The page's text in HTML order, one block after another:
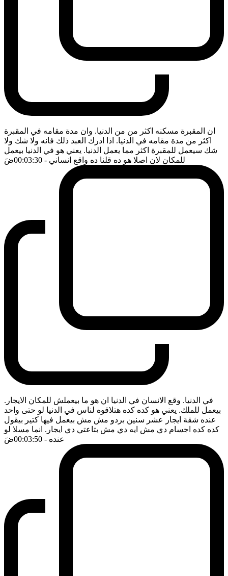
ان المقبرة مسكنه اكثر من من الدنيا. وان مدة مقامه في المقبرة
اكثر من مدة مقامه في الدنيا. اذا ادرك العبد ذلك فانه ولا شك ولا
شك سيعمل للمقبرة اكثر مما يعمل الدنيا. يعني هو في الدنيا بيعمل
للمكان لان اصلا هو ده قلنا ده واقع انساني - 00:03:30 ضَ
في الدنيا. وقع الانسان في الدنيا ان هو ما بيعملش للمكان الايجار.
بيعمل للملك. يعني هو كده كده هتلاقوه لناس في الدنيا لو حتى واحد
عنده شقة ايجار عشر سنين بردو مش مش بيعمل فيها كتير بيقول
كده كده اجسام دي مش ايه دي مش بتاعتي دي ايجار. انما مسلا لو
عنده - 00:03:50 ضَ